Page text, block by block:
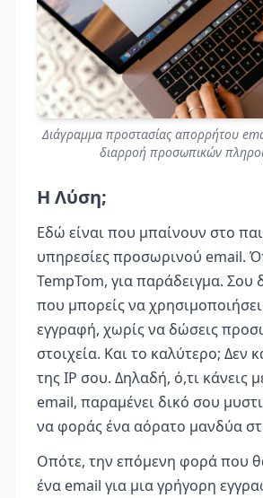
Διάγραμμα προστασίας απορρήτου
διαρροή προσωπικών
Η Λύση;
Εδώ είναι που μπαίνουν στο
υπηρεσίες προσωρινού email.
TempTom, για παράδειγμα. Σου
που μπορείς να
εγγραφή, χωρίς να δώσεις
στοιχεία. Και το καλύτερο; Δεν
της IP σου. Δηλαδή, ό,τι κάνεις
email, παραμένει δικό σου
να φοράς ένα αόρατο μανδύα
Οπότε, την επόμενη φορά που
ένα email για μια γρήγορη